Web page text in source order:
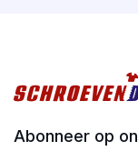
zodat er bij
Ga voor kwaliteit
Abonneer op